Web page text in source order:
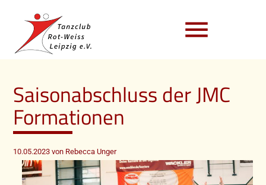
menu
Saisonabschluss der JMC
Formationen
10.05.2023 von Rebecca Unger